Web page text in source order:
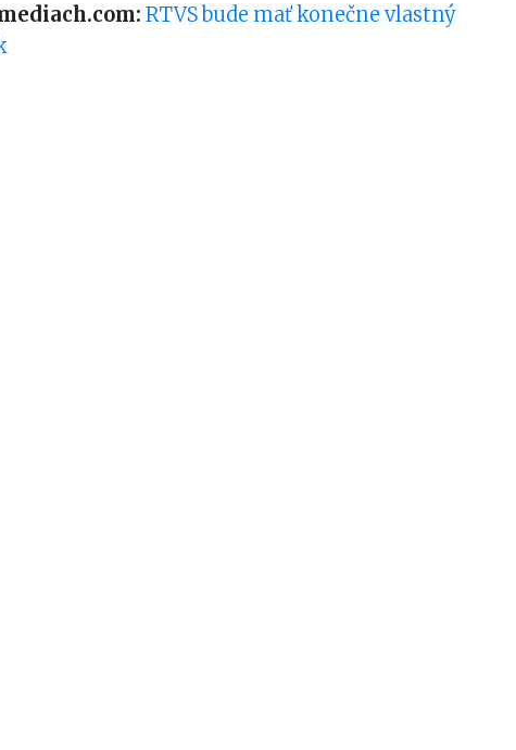
RTVS bude mať konečne vlastný